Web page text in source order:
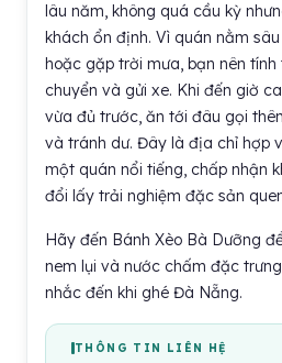
lâu năm, không quá cầu kỳ
khách ổn định. Vì quán nằm
hoặc gặp trời mưa, bạn nên
chuyển và gửi xe. Khi đến giờ
vừa đủ trước, ăn tới đâu gọi
và tránh dư. Đây là địa chỉ hợp
một quán nổi tiếng, chấp nhận
đổi lấy trải nghiệm đặc sản
Hãy đến Bánh Xèo Bà Dưỡng
nem lụi và nước chấm đặc
nhắc đến khi ghé Đà Nẵng.
THÔNG TIN LIÊN HỆ